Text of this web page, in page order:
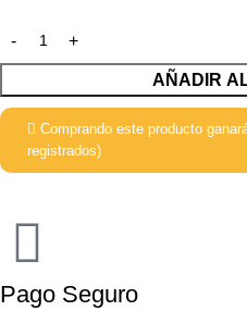
AÑADIR
Comprando este producto
registrados)
Pago Seguro